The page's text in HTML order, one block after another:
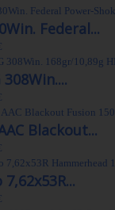
Federal...
308Win....
Blackout...
7,62x53R...